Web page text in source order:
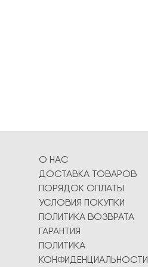
О НАС
ДОСТАВКА ТОВАРОВ
ПОРЯДОК ОПЛАТЫ
УСЛОВИЯ ПОКУПКИ
ПОЛИТИКА ВОЗВРАТА
ГАРАНТИЯ
ПОЛИТИКА
КОНФИДЕНЦИАЛЬНОСТИ